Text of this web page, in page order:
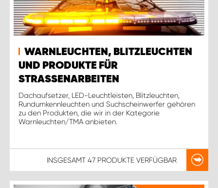
WARNLEUCHTEN, BLITZLEUCHTEN
UND PRODUKTE FÜR
STRASSENARBEITEN
Dachaufsetzer, LED-Leuchtleisten, Blitzleuchten,
Rundumkennleuchten und Suchscheinwerfer gehören
zu den Produkten, die wir in der Kategorie
Warnleuchten/TMA anbieten.
INSGESAMT 47 PRODUKTE VERFÜGBAR